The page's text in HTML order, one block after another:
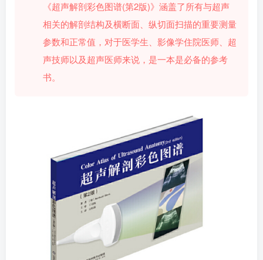
《超声解剖彩色图谱(第2版)》涵盖了所有与超声
相关的解剖结构及横断面、纵切面扫描的重要测量
参数和正常值，对于医学生、影像学住院医师、超
声技师以及超声医师来说，是一本是必备的参考
书。